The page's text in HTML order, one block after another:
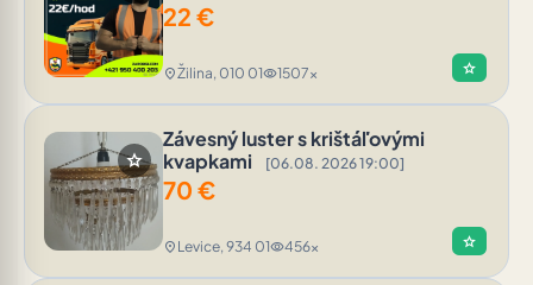
22 €
location_onŽilina, 010 01visibility1507x star
star
Závesný luster s krištáľovými
kvapkami
[06.08. 2026 19:00]
70 €
location_on Levice, 934 01visibility456x star